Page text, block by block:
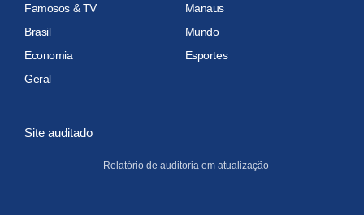
Famosos & TV
Manaus
Brasil
Mundo
Economia
Esportes
Geral
Site auditado
Relatório de auditoria em atualização